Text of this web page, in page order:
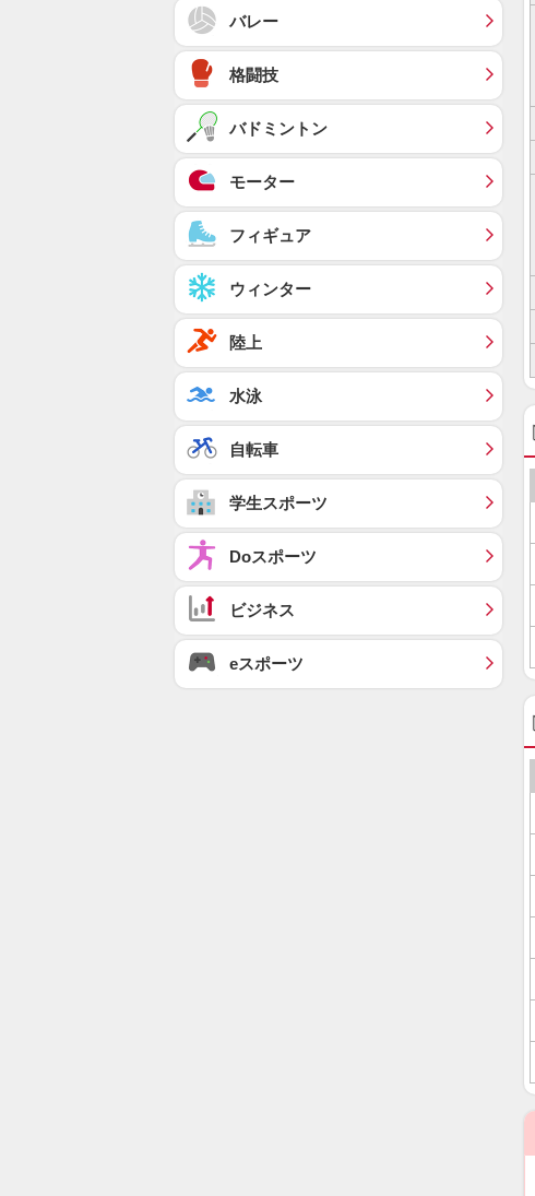
バレー
格闘技
バドミントン
モーター
フィギュア
ウィンター
陸上
水泳
自転車
学生スポーツ
Doスポーツ
ビジネス
eスポーツ